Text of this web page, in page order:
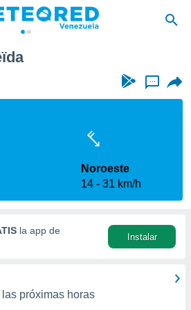
...
Noroeste
14
31 km/h
la app de
Instalar
próximas horas